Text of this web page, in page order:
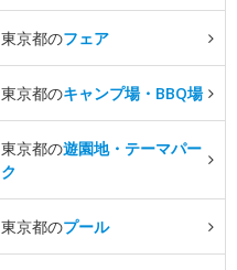
東京都のフェア
東京都のキャンプ場・BBQ場
東京都の遊園地・テーマパー
ク
東京都のプール